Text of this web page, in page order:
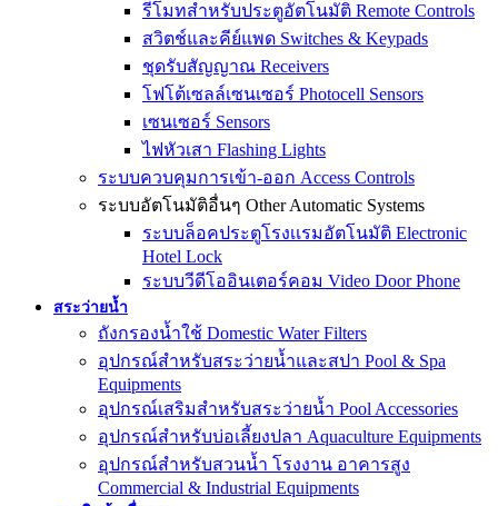
รีโมทสำหรับประตูอัตโนมัติ Remote Controls
สวิตช์และคีย์แพด Switches & Keypads
ชุดรับสัญญาณ Receivers
โฟโต้เซลล์เซนเซอร์ Photocell Sensors
เซนเซอร์ Sensors
ไฟหัวเสา Flashing Lights
ระบบควบคุมการเข้า-ออก Access Controls
ระบบอัตโนมัติอื่นๆ Other Automatic Systems
ระบบล็อคประตูโรงเเรมอัตโนมัติ Electronic
Hotel Lock
ระบบวีดีโออินเตอร์คอม Video Door Phone
สระว่ายน้ำ
ถังกรองน้ำใช้ Domestic Water Filters
อุปกรณ์สำหรับสระว่ายน้ำและสปา Pool & Spa
Equipments
อุปกรณ์เสริมสำหรับสระว่ายน้ำ Pool Accessories
อุปกรณ์สำหรับบ่อเลี้ยงปลา Aquaculture Equipments
อุปกรณ์สำหรับสวนน้ำ โรงงาน อาคารสูง
Commercial & Industrial Equipments